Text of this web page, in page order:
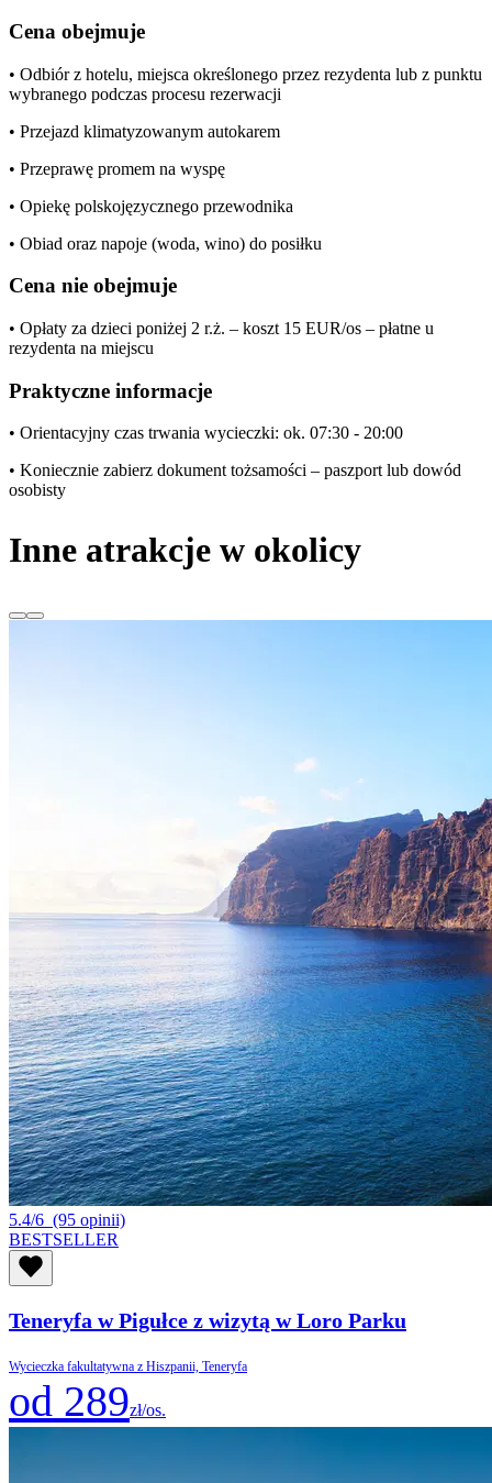
Cena obejmuje
• Odbiór z hotelu, miejsca określonego przez rezydenta lub z punktu
wybranego podczas procesu rezerwacji
• Przejazd klimatyzowanym autokarem
• Przeprawę promem na wyspę
• Opiekę polskojęzycznego przewodnika
• Obiad oraz napoje (woda, wino) do posiłku
Cena nie obejmuje
• Opłaty za dzieci poniżej 2 r.ż. – koszt 15 EUR/os – płatne u
rezydenta na miejscu
Praktyczne informacje
• Orientacyjny czas trwania wycieczki: ok. 07:30 - 20:00
• Koniecznie zabierz dokument tożsamości – paszport lub dowód
osobisty
Inne atrakcje w okolicy
5.4/6 (95 opinii)
BESTSELLER
Teneryfa w Pigułce z wizytą w Loro Parku
Wycieczka fakultatywna z Hiszpanii, Teneryfa
od 289zł/os.